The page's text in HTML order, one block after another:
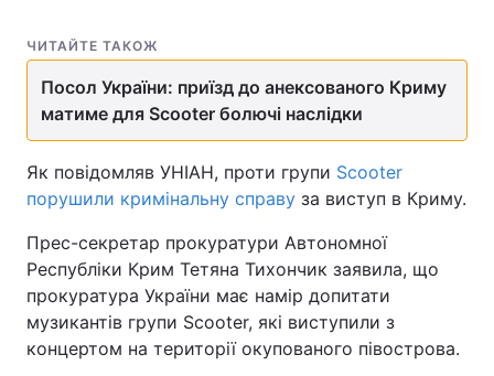
ЧИТАЙТЕ ТАКОЖ
Посол України: приїзд до анексованого Криму
матиме для Scooter болючі наслідки
Як повідомляв УНІАН, проти групи Scooter
порушили кримінальну справу за виступ в Криму.
Прес-секретар прокуратури Автономної
Республіки Крим Тетяна Тихончик заявила, що
прокуратура України має намір допитати
музикантів групи Scooter, які виступили з
концертом на території окупованого півострова.